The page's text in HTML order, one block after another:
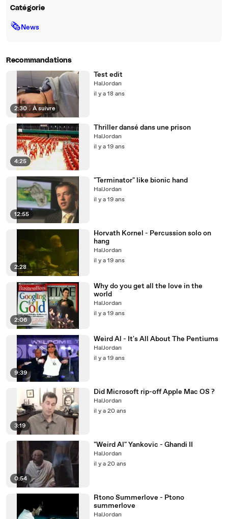
Catégorie
🗞News
Recommandations
2:30 | À suivre
Test edit
HalJordan
il y a 18 ans
4:25
Thriller dansé dans une prison
HalJordan
il y a 19 ans
12:55
"Terminator" like bionic hand
HalJordan
il y a 19 ans
2:28
Horvath Kornel - Percussion solo on
hang
HalJordan
il y a 19 ans
2:06
Why do you get all the love in the
world
HalJordan
il y a 19 ans
9:39
Weird Al - It's All About The Pentiums
HalJordan
il y a 19 ans
3:19
Did Microsoft rip-off Apple Mac OS ?
HalJordan
il y a 20 ans
0:54
"Weird Al" Yankovic - Ghandi II
HalJordan
il y a 20 ans
Rtono Summerlove - Ptono
summerlove
HalJordan